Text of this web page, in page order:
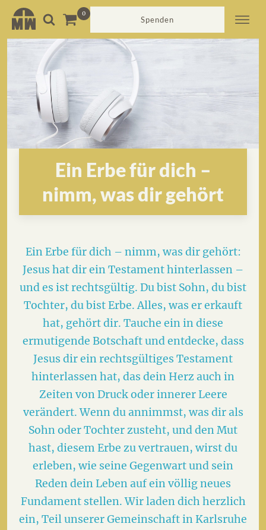
Spenden
Ein Erbe für dich –
nimm, was dir gehört
Ein Erbe für dich – nimm, was dir gehört:
Jesus hat dir ein Testament hinterlassen –
und es ist rechtsgültig. Du bist Sohn, du bist
Tochter, du bist Erbe. Alles, was er erkauft
hat, gehört dir. Tauche ein in diese
ermutigende Botschaft und entdecke, dass
Jesus dir ein rechtsgültiges Testament
hinterlassen hat, das dein Herz auch in
Zeiten von Druck oder innerer Leere
verändert. Wenn du annimmst, was dir als
Sohn oder Tochter zusteht, und den Mut
hast, diesem Erbe zu vertrauen, wirst du
erleben, wie seine Gegenwart und sein
Reden dein Leben auf ein völlig neues
Fundament stellen. Wir laden dich herzlich
ein, Teil unserer Gemeinschaft in Karlsruhe